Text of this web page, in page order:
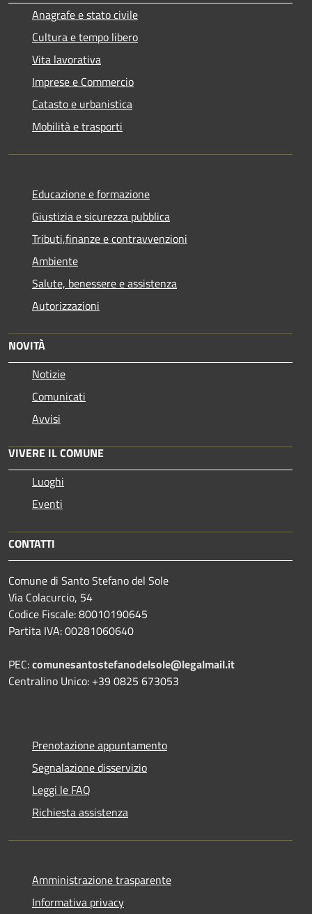
Anagrafe e stato civile
Cultura e tempo libero
Vita lavorativa
Imprese e Commercio
Catasto e urbanistica
Mobilità e trasporti
Educazione e formazione
Giustizia e sicurezza pubblica
Tributi,finanze e contravvenzioni
Ambiente
Salute, benessere e assistenza
Autorizzazioni
NOVITÀ
Notizie
Comunicati
Avvisi
VIVERE IL COMUNE
Luoghi
Eventi
CONTATTI
Comune di Santo Stefano del Sole
Via Colacurcio, 54
Codice Fiscale: 80010190645
Partita IVA: 00281060640
PEC:comunesantostefanodelsole@legalmail.it
Centralino Unico: +39 0825 673053
Prenotazione appuntamento
Segnalazione disservizio
Leggi le FAQ
Richiesta assistenza
Amministrazione trasparente
Informativa privacy